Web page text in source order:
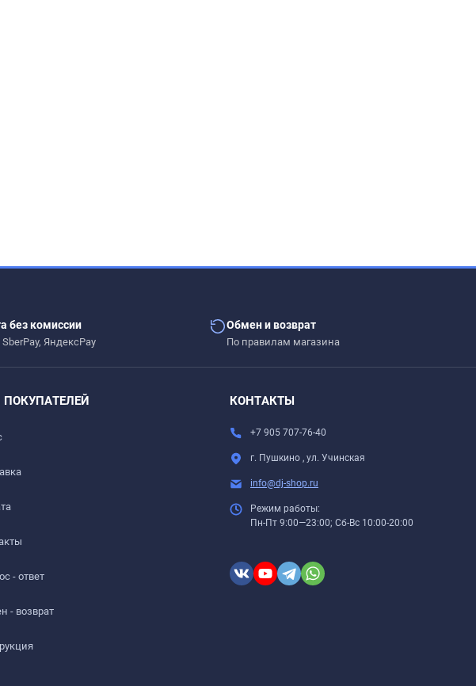
воздушные пустоты. Для того чтобы этого избежать вам
3 см (зависит от размера). Подобная утяжка единовременна. Пленка, для
без комиссии
ЯндексPay
Обмен и возврат
По правилам магазина
ПОКУПАТЕЛЕЙ
- ответ
- возврат
КОНТАКТЫ
+7 905 707-76-40
г. Пушкино , ул. Учинская
info@dj-shop.ru
Режим работы:
Пн-Пт 9:00—23:00; Сб-Вс 10:00-20:00